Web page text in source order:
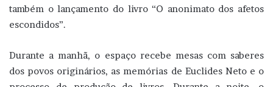
também o lançamento do livro “O anonimato dos afetos
escondidos”.
Durante a manhã, o espaço recebe mesas com saberes
dos povos originários, as memórias de Euclides Neto e o